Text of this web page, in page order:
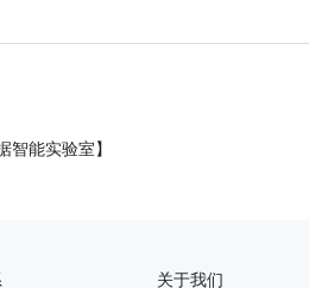
能实验室】
关于我们